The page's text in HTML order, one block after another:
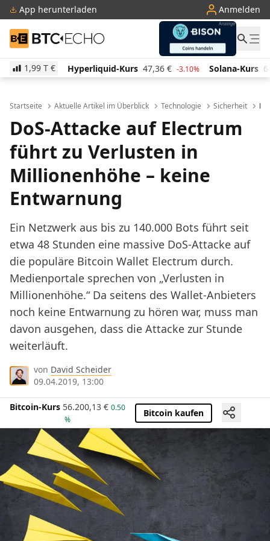
App herunterladen Anmelden
BTC-ECHO
1,99 T €
Kurs 47,36 € -3.10% Solana-Kurs 64,83 € 2.30%
Startseite Aktuelle Artikel im Überblick Technologie Sicherheit
DoS-Attacke auf Electrum
führt zu Verlusten in
Millionenhöhe – keine
Entwarnung
Ein Netzwerk aus bis zu 140.000 Bots führt seit
etwa 48 Stunden eine massive DoS-Attacke auf
die populäre Bitcoin Wallet Electrum durch.
Medienportale sprechen von „Verlusten in
Millionenhöhe.“ Da seitens des Wallet-Anbieters
noch keine Entwarnung zu hören war, muss man
davon ausgehen, dass die Attacke zur Stunde
weiterläuft.
von David Scheider
09.04.2019, 13:00
Bitcoin-Kurs 56.200,13 € 0.50
%
Bitcoin kaufen